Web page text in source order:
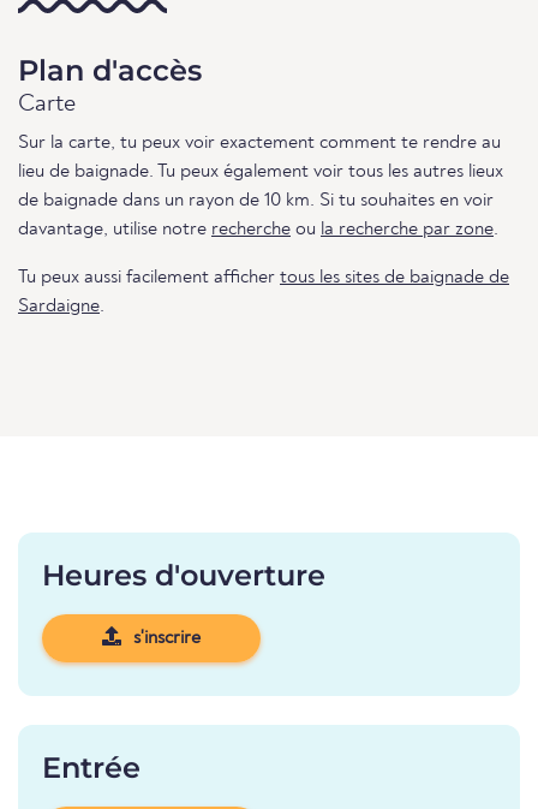
Plan d'accès
Carte
Sur la carte, tu peux voir exactement comment te rendre au
lieu de baignade. Tu peux également voir tous les autres lieux
de baignade dans un rayon de 10 km. Si tu souhaites en voir
davantage, utilise notre recherche ou la recherche par zone.
Tu peux aussi facilement afficher tous les sites de baignade de
Sardaigne.
Heures d'ouverture
s'inscrire
Entrée